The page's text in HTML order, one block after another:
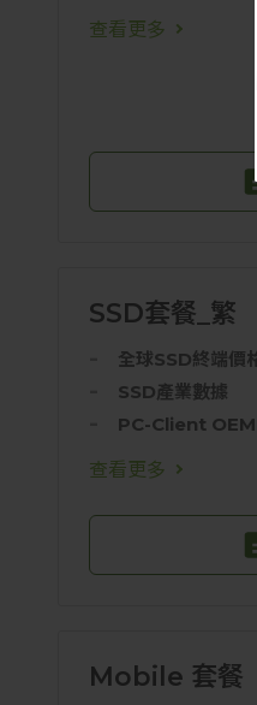
查看更多
SSD套餐_繁
全球SSD終端價
SSD產業數據
PC-Client OEM
查看更多
Mobile 套餐